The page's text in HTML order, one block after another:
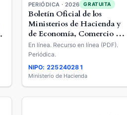
PERIÓDICA · 2026 GRATUITA
Boletín Oficial de los
Ministerios de Hacienda y
de Economía, Comercio y
Empresa
En línea. Recurso en línea (PDF).
Periódica.
NIPO: 225240281
Ministerio de Hacienda